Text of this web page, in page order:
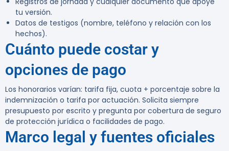
tu versión.
Datos de testigos (nombre, teléfono y relación con los
hechos).
Cuánto puede costar y
opciones de pago
Los honorarios varían: tarifa fija, cuota + porcentaje sobre la
indemnización o tarifa por actuación. Solicita siempre
presupuesto por escrito y pregunta por cobertura de seguro
de protección jurídica o facilidades de pago.
Marco legal y fuentes oficiales